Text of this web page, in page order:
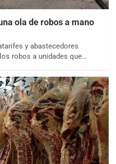
ola de robos a mano
y abastecedores
robos a unidades que…